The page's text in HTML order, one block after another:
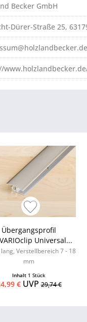
Becker GmbH
Dürer-Straße 25,
Übergangsprofil
Universal...
Verstellbereich 7 - 18
mm
Inhalt 1 Stück
€UVP29,74 €